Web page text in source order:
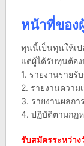
หน้าที่ของ
ทุนนี้เป็นทุนให้เ
แต่ผู้ได้รับทุนต้อ
1. รายงานรายรั
2. รายงานความ
3. รายงานผลก
4. ปฏิบัติตามกฎ
รับสมัครระหว่า